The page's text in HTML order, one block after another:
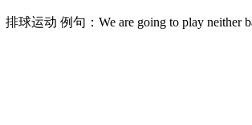
球运动 例句：We are going to play